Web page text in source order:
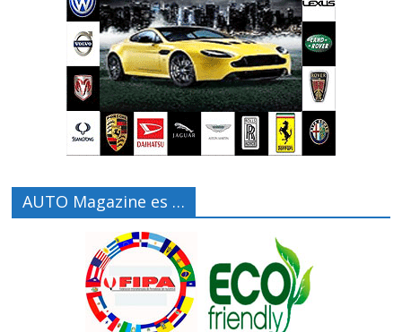
AUTO Magazine es …